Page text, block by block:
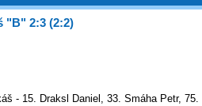
"B" 2:3 (2:2)
- 15. Draksl Daniel, 33. Smáha Petr, 75.